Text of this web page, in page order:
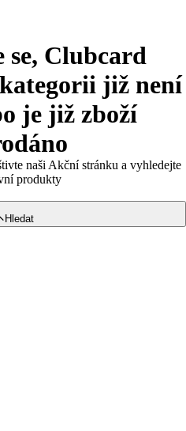
se, Clubcard
již není
je již zboží
naši Akční stránku a vyhledejte
produkty
Hledat